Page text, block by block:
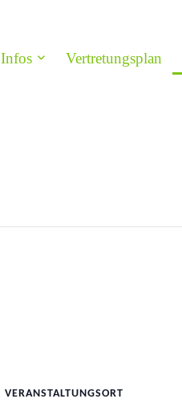
Infos Vertretungsplan
VERANSTALTUNGSORT